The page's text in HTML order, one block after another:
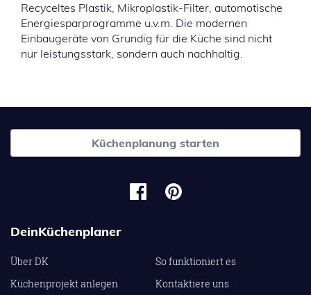
Recyceltes Plastik, Mikroplastik-Filter, automotische
Energiesparprogramme u.v.m. Die modernen
Einbaugeräte von Grundig für die Küche sind nicht
nur leistungsstark, sondern auch nachhaltig.
Küchenplanung starten
DeinKüchenplaner
Über DK
So funktioniert es
Küchenprojekt anlegen
Kontaktiere uns